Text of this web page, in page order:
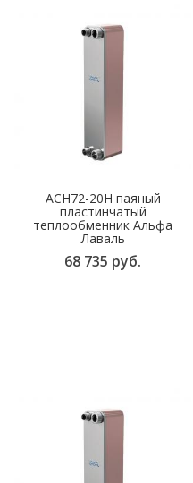
ACH72-20H паяный
пластинчатый
теплообменник Альфа
Лаваль
68 735 руб.